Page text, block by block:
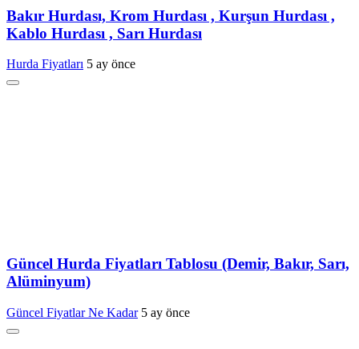
Bakır Hurdası, Krom Hurdası , Kurşun Hurdası ,
Kablo Hurdası , Sarı Hurdası
Hurda Fiyatları 5 ay önce
Güncel Hurda Fiyatları Tablosu (Demir, Bakır, Sarı,
Alüminyum)
Güncel Fiyatlar Ne Kadar 5 ay önce